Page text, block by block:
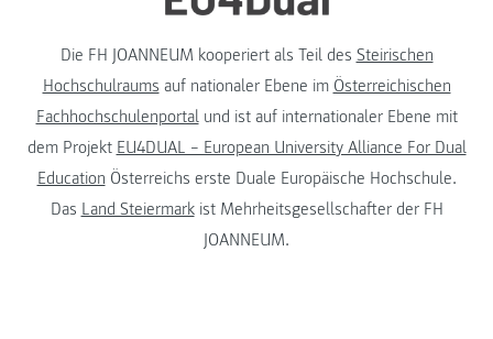
Die FH JOANNEUM kooperiert als Teil des Steirischen
Hochschulraums auf nationaler Ebene im Österreichischen
Fachhochschulenportalund ist auf internationaler Ebene mit
dem Projekt EU4DUAL – European University Alliance For Dual
Education Österreichs erste Duale Europäische Hochschule.
Das Land Steiermarkist Mehrheitsgesellschafter der FH
JOANNEUM.